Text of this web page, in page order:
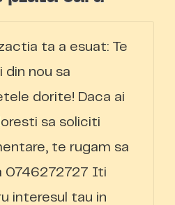
ta a esuat: Te
din nou sa
dorite! Daca ai
sa soliciti
te rugam sa
0746272727 Iti
interesul tau in